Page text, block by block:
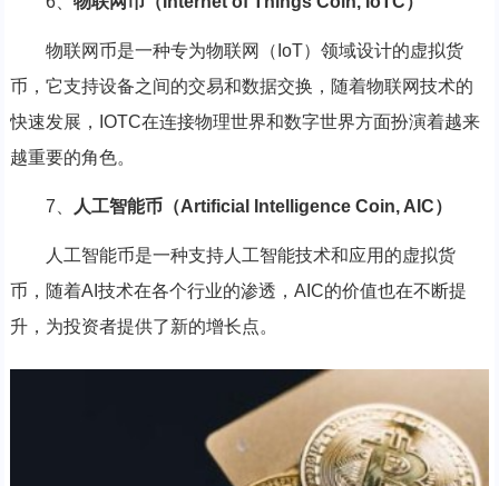
物联网币是一种专为物联网（IoT）领域设计的虚拟货
币，它支持设备之间的交易和数据交换，随着物联网技术的
快速发展，IOTC在连接物理世界和数字世界方面扮演着越来
越重要的角色。
7、 人工智能币（Artificial Intelligence Coin, AIC）
人工智能币是一种支持人工智能技术和应用的虚拟货
币，随着AI技术在各个行业的渗透，AIC的价值也在不断提
升，为投资者提供了新的增长点。